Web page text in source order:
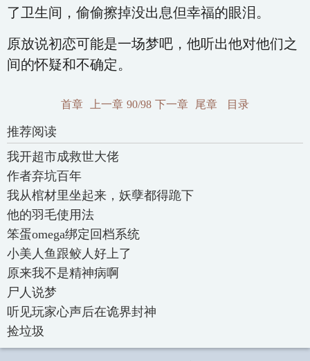
了卫生间，偷偷擦掉没出息但幸福的眼泪。
原放说初恋可能是一场梦吧，他听出他对他们之
间的怀疑和不确定。
首章 上一章 90/98 下一章 尾章 目录
推荐阅读
我开超市成救世大佬
作者弃坑百年
我从棺材里坐起来，妖孽都得跪下
他的羽毛使用法
笨蛋omega绑定回档系统
小美人鱼跟鲛人好上了
原来我不是精神病啊
尸人说梦
听见玩家心声后在诡界封神
捡垃圾